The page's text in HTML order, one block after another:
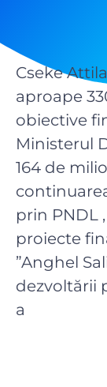
Cseke
aproape
obiective
Ministerul
164 de
prin PNDL
proiecte
”Anghel
dezvoltării
a